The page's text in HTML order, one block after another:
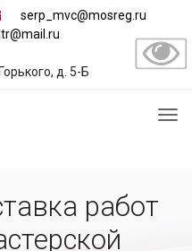
serp_mvc@mosreg.ru
д. 5-Б
работ